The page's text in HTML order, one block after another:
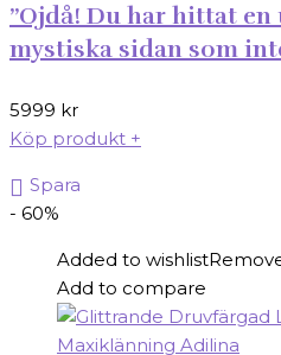
”Ojdå! Du har hittat
mystiska sidan som
5999 kr
Köp produkt +
Spara
- 60%
Added to wishlist
Add to compare